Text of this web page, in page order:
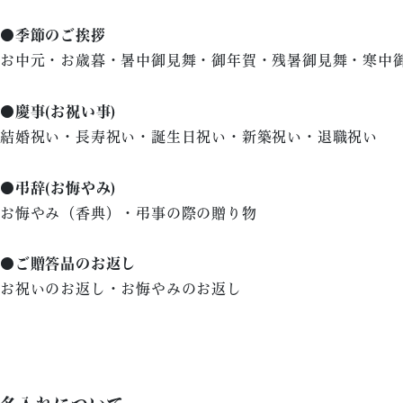
●季節のご挨拶
お中元・お歳暮・暑中御見舞・御年賀・残暑御見舞・寒中
●慶事(お祝い事)
結婚祝い・長寿祝い・誕生日祝い・新築祝い・退職祝い
●弔辞(お悔やみ)
お悔やみ（香典）・弔事の際の贈り物
●ご贈答品のお返し
お祝いのお返し・お悔やみのお返し